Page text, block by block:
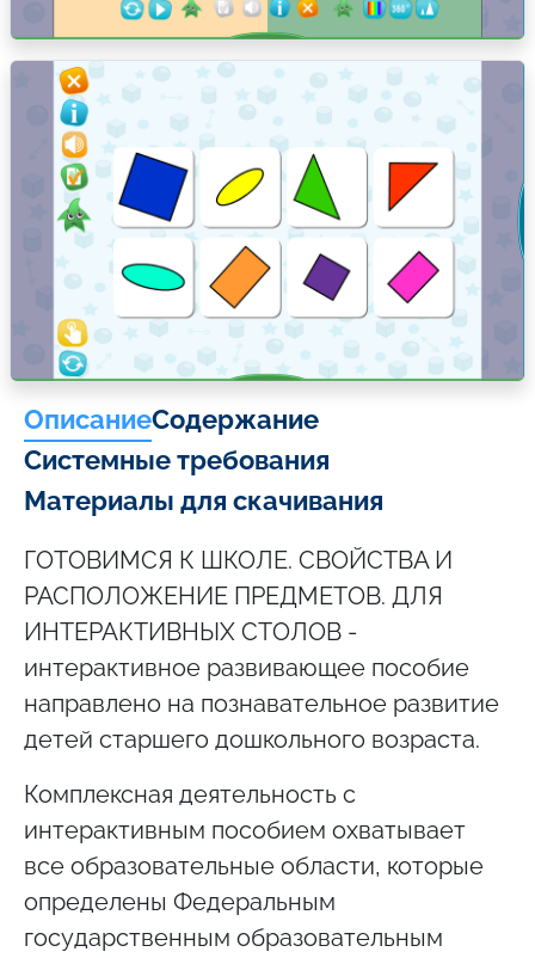
ОписаниеСодержание
Системные требования
Материалы для скачивания
ГОТОВИМСЯ К ШКОЛЕ. СВОЙСТВА И
РАСПОЛОЖЕНИЕ ПРЕДМЕТОВ. ДЛЯ
ИНТЕРАКТИВНЫХ СТОЛОВ -
интерактивное развивающее пособие
направлено на познавательное развитие
детей старшего дошкольного возраста.
Комплексная деятельность с
интерактивным пособием охватывает
все образовательные области, которые
определены Федеральным
государственным образовательным